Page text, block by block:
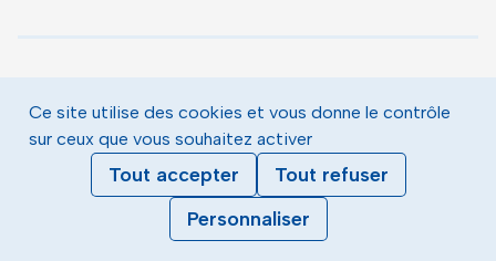
Agenda
Le magazine municipal de Toulon
Mentions légales
Données personnelles
Gestion des cookies
Accessibilité : partiellement conforme
Ce site utilise des cookies et vous donne le contrôle
sur ceux que vous souhaitez activer
Tout accepter
Tout refuser
Personnaliser